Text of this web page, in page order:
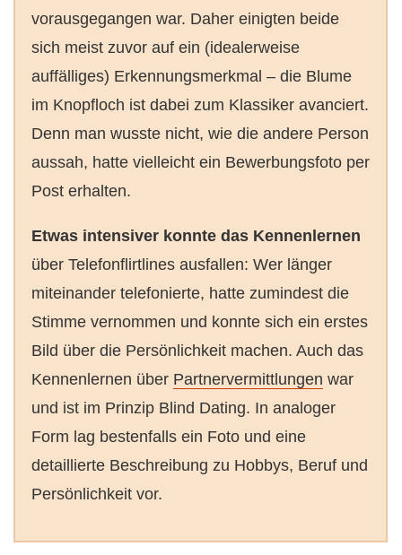
vorausgegangen war. Daher einigten beide
sich meist zuvor auf ein (idealerweise
auffälliges) Erkennungsmerkmal – die Blume
im Knopfloch ist dabei zum Klassiker avanciert.
Denn man wusste nicht, wie die andere Person
aussah, hatte vielleicht ein Bewerbungsfoto per
Post erhalten.
Etwas intensiver konnte das Kennenlernen
über Telefonflirtlines ausfallen: Wer länger
miteinander telefonierte, hatte zumindest die
Stimme vernommen und konnte sich ein erstes
Bild über die Persönlichkeit machen. Auch das
Kennenlernen über Partnervermittlungen war
und ist im Prinzip Blind Dating. In analoger
Form lag bestenfalls ein Foto und eine
detaillierte Beschreibung zu Hobbys, Beruf und
Persönlichkeit vor.